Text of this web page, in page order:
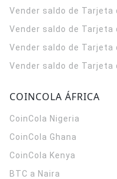
Vender saldo de Tarjeta
Vender saldo de Tarjeta
Vender saldo de Tarjeta
Vender saldo de Tarjeta
COINCOLA ÁFRICA
CoinCola Nigeria
CoinCola Ghana
CoinCola Kenya
BTC a Naira